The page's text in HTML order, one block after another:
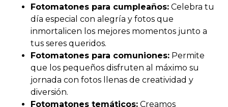
Fotomatones para cumpleaños: Celebra tu
día especial con alegría y fotos que
inmortalicen los mejores momentos junto a
tus seres queridos.
Fotomatones para comuniones: Permite
que los pequeños disfruten al máximo su
jornada con fotos llenas de creatividad y
diversión.
Fotomatones temáticos: Creamos